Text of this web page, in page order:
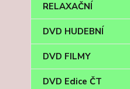
RELAXAČNÍ
DVD HUDEBNÍ
DVD FILMY
DVD Edice ČT